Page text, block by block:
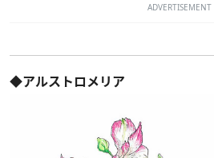
ADVERTISEMENT
◆アルストロメリア